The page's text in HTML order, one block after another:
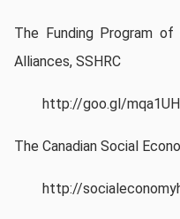
The Funding Program of
Alliances, SSHRC
http://goo.gl/mqa1UH
The Canadian Social
http://